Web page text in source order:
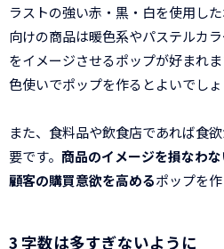
ラストの強い赤・黒・白を使用し
向けの商品は暖色系やパステルカ
をイメージさせるポップが好まれ
色使いでポップを作るとよいでしょ
また、食料品や飲食店であれば食
要です。 商品のイメージを損なわ
顧客の購買意欲を高めるポップを作
3 字数は多すぎないように